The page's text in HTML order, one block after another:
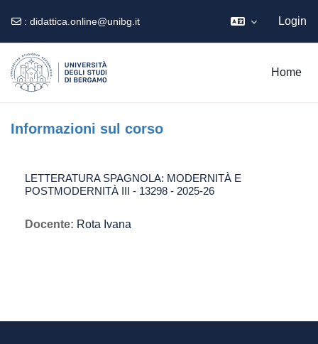
: didattica.online@unibg.it Login
Home
Informazioni sul corso
LETTERATURA SPAGNOLA: MODERNITÀ E
POSTMODERNITÀ III - 13298 - 2025-26
Docente: Rota Ivana